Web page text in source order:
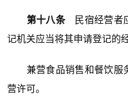
第十八条民宿经营者
记机关应当将其申请登记的
兼营食品销售和餐饮服
营许可。